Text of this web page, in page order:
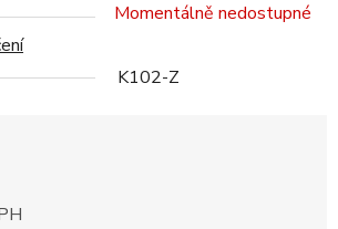
Momentálně nedostupné
K102-Z